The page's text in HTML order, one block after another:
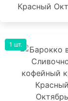
Красный
1 шт.